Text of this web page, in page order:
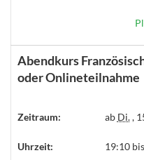
Abendkurs
oder Onlineteilnahme
Zeitraum: ab Di.,
Uhrzeit: 19:10